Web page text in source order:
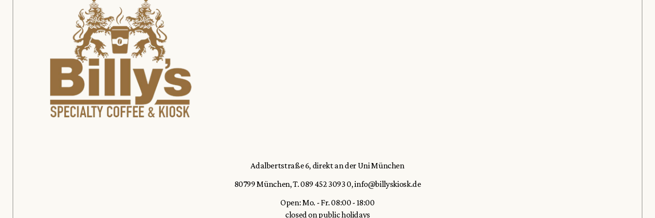
Adalbertstraße 6, direkt an der Uni München
80799 München,T. 089 452 3093 0,info@billyskiosk.de
Open: Mo. - Fr. 08:00 - 18:00
closed on public holidays